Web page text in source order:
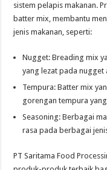
sistem pelapis makanan.
batter mix, membantu
jenis makanan, seperti:
Nugget: Breading mix
yang lezat pada nugget
Tempura: Batter mix
gorengan tempura
Seasoning: Berbagai
rasa pada berbagai
PT Saritama Food